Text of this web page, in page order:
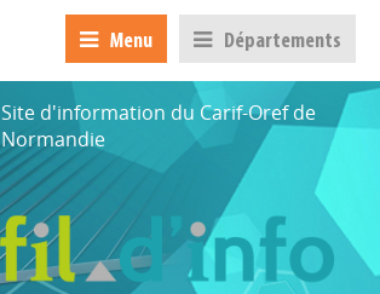
Menu Départements
Site d'information du Carif-Oref de
Normandie